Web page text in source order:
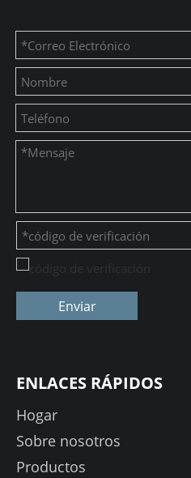
Enviar
ENLACES RÁPIDOS
Hogar
Sobre nosotros
Productos